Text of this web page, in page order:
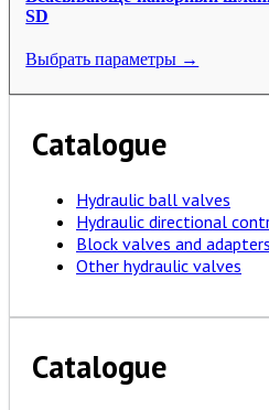
SD
Выбрать параметры →
Catalogue
Hydraulic ball valves
Hydraulic directional
Block valves and
Other hydraulic valves
Catalogue